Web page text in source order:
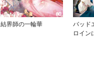
結界師の一輪華
バッド
ロイン